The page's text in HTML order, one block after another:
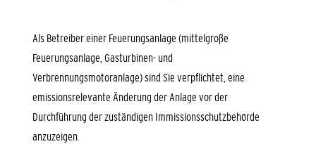
Als Betreiber einer Feuerungsanlage (mittelgroße
Feuerungsanlage, Gasturbinen- und
Verbrennungsmotoranlage) sind Sie verpflichtet, eine
emissionsrelevante Änderung der Anlage vor der
Durchführung der zuständigen Immissionsschutzbehörde
anzuzeigen.